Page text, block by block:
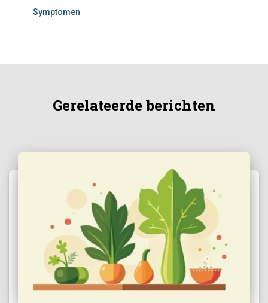
Symptomen
Gerelateerde berichten